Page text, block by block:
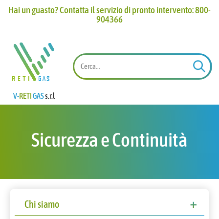
Hai un guasto? Contatta il servizio di pronto intervento: 800-
904366​
V-RETIGASs.r.l
Sicurezza e Continuità
Chi siamo